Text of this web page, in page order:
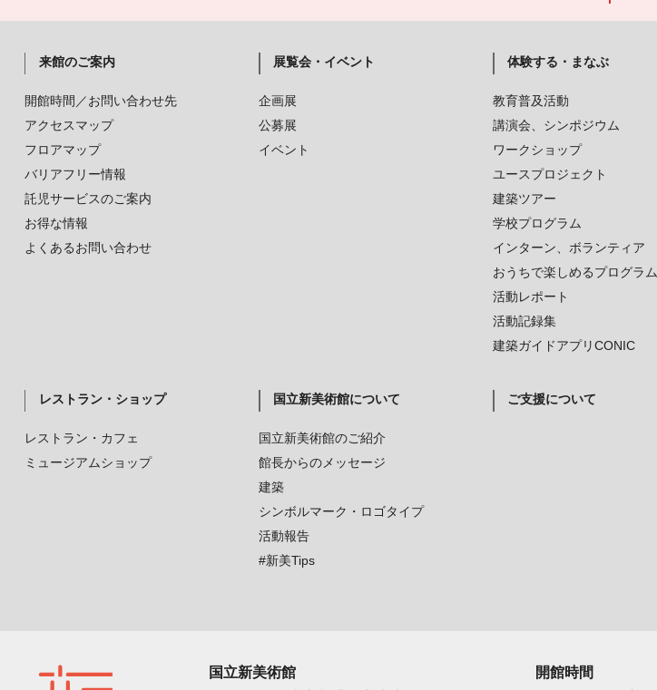
来館のご案内
開館時間／お問い合わせ先
アクセスマップ
フロアマップ
バリアフリー情報
託児サービスのご案内
お得な情報
よくあるお問い合わせ
展覧会・イベント
企画展
公募展
イベント
体験する・まなぶ
教育普及活動
講演会、シンポジウム
ワークショップ
ユースプロジェクト
建築ツアー
学校プログラム
インターン、ボランティア
おうちで楽しめるプログラム
活動レポート
活動記録集
建築ガイドアプリCONIC
レストラン・ショップ
レストラン・カフェ
ミュージアムショップ
国立新美術館について
国立新美術館のご紹介
館長からのメッセージ
建築
シンボルマーク・ロゴタイプ
活動報告
#新美Tips
ご支援について
国立新美術館
開館時間